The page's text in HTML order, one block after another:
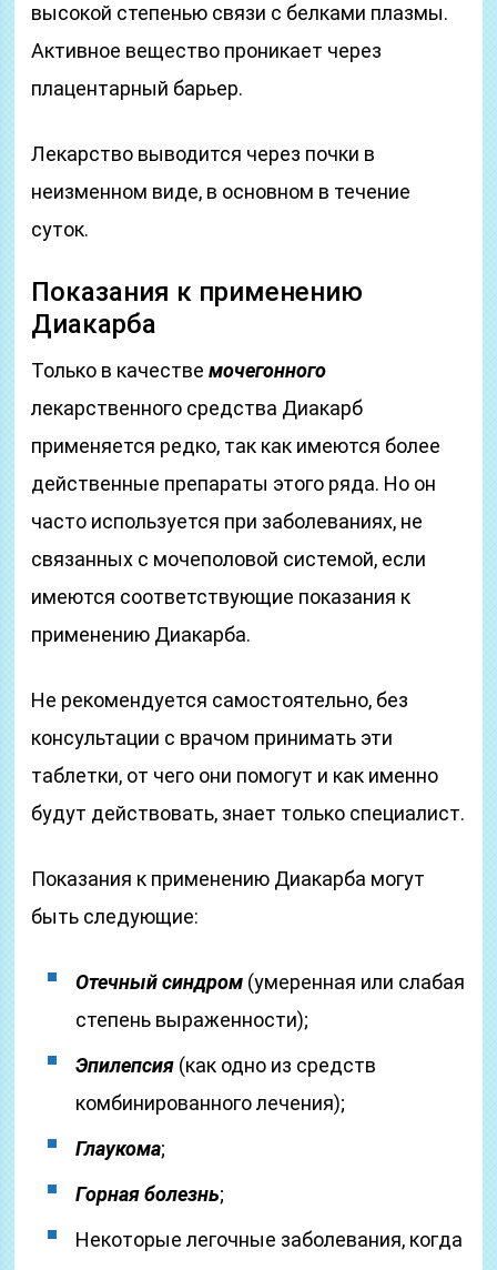
высокой степенью связи с белками плазмы.
Активное вещество проникает через
плацентарный барьер.
Лекарство выводится через почки в
неизменном виде, в основном в течение
суток.
Показания к применению
Диакарба
Только в качестве мочегонного
лекарственного средства Диакарб
применяется редко, так как имеются более
действенные препараты этого ряда. Но он
часто используется при заболеваниях, не
связанных с мочеполовой системой, если
имеются соответствующие показания к
применению Диакарба.
Не рекомендуется самостоятельно, без
консультации с врачом принимать эти
таблетки, от чего они помогут и как именно
будут действовать, знает только специалист.
Показания к применению Диакарба могут
быть следующие:
Отечный синдром (умеренная или слабая
степень выраженности);
Эпилепсия (как одно из средств
комбинированного лечения);
Глаукома;
Горная болезнь;
Некоторые легочные заболевания, когда